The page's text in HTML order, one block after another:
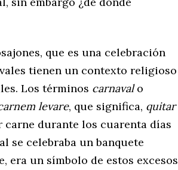
que es una celebración
tienen un contexto religioso
Los términos carnavalo
levare, que significa, quitar
durante los cuarenta días
se celebraba un banquete
era un símbolo de estos excesos